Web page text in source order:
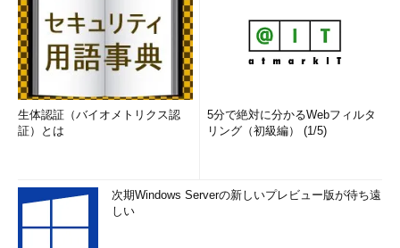
生体認証（バイオメトリクス認
証）とは
5分で絶対に分かるWebフィルタ
リング（初級編） (1/5)
次期Windows Serverの新しいプレビュー版が待ち遠
しい